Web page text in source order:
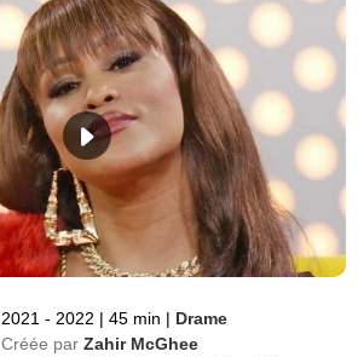
2021 - 2022 | 45 min | Drame
Créée par Zahir McGhee